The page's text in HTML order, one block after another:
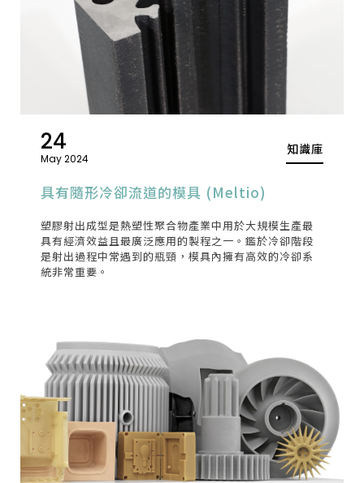
24
May 2024
知識庫
具有隨形冷卻流道的模具 (Meltio)
塑膠射出成型是熱塑性聚合物產業中用於大規模生產最
具有經濟效益且最廣泛應用的製程之一。鑑於冷卻階段
是射出過程中常遇到的瓶頸，模具內擁有高效的冷卻系
統非常重要。